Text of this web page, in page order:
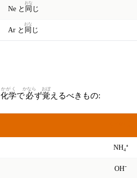
Ne と 同
おな
じ
Ar と 同
おな
じ
化学
かがく
で必
かなら
ず覚
おぼ
えるべきもの:
NH₄⁺
OH⁻